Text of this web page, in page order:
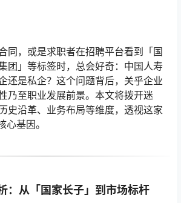
同，或是求职者在招聘平台看到「国
团」等标签时，总会好奇：中国人寿
还是私企？这个问题背后，关乎企业
乃至职业发展前景。本文将拨开迷
史沿革、业务布局等维度，透视这家
基因。
：从「国家长子」到市场标杆